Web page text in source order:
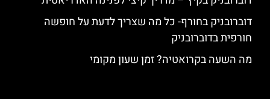
דוברובניק בחורף- כל מה שצריך לדעת על חופשה
חורפית בדוברובניק
מה השעה בקרואטיה? זמן שעון מקומי